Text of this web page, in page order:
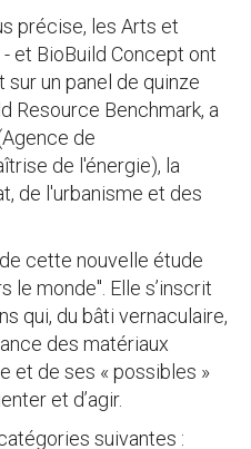
précise, les Arts et
et BioBuild Concept ont
sur un panel de quinze
Resource Benchmark, a
de
de l'énergie), la
de l'urbanisme et des
cette nouvelle étude
le monde". Elle s’inscrit
qui, du bâti vernaculaire,
des matériaux
et de ses « possibles »
et d’agir.
suivantes :